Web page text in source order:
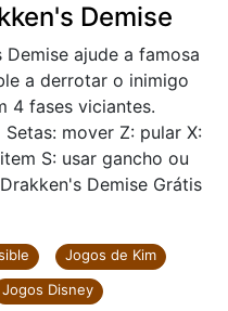
Demise
ajude a famosa
a derrotar o inimigo
4 fases viciantes.
mover Z: pular X:
S: usar gancho ou
Demise Grátis
Jogos de Kim
Jogos Disney